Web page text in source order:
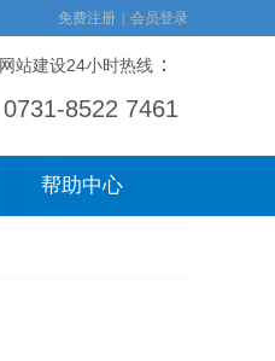
网站建设24小时热线 ：
0731-8522 7461
免费注册 会员登录
帮助中心